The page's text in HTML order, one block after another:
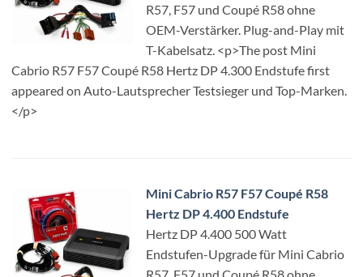
R57, F57 und Coupé R58 ohne
OEM-Verstärker. Plug-and-Play mit
T-Kabelsatz. <p>The post Mini
Cabrio R57 F57 Coupé R58 Hertz DP 4.300 Endstufe first
appeared on Auto-Lautsprecher Testsieger und Top-Marken.
</p>
Mini Cabrio R57 F57 Coupé R58
Hertz DP 4.400 Endstufe
Hertz DP 4.400 500 Watt
Endstufen-Upgrade für Mini Cabrio